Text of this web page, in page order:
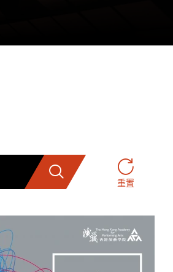
搜索
重置